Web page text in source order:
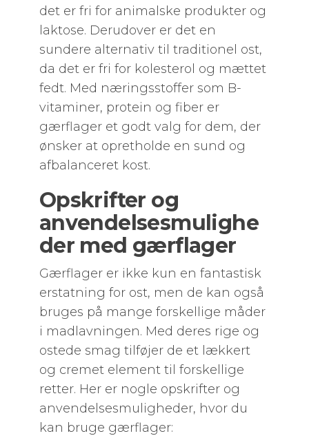
det er fri for animalske produkter og
laktose. Derudover er det en
sundere alternativ til traditionel ost,
da det er fri for kolesterol og mættet
fedt. Med næringsstoffer som B-
vitaminer, protein og fiber er
gærflager et godt valg for dem, der
ønsker at opretholde en sund og
afbalanceret kost.
Opskrifter og
anvendelsesmulighe
der med gærflager
Gærflager er ikke kun en fantastisk
erstatning for ost, men de kan også
bruges på mange forskellige måder
i madlavningen. Med deres rige og
ostede smag tilføjer de et lækkert
og cremet element til forskellige
retter. Her er nogle opskrifter og
anvendelsesmuligheder, hvor du
kan bruge gærflager: